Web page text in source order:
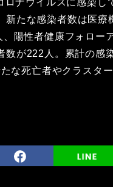
ロナウイルスに感染し
新たな感染者数は医療
陽性者健康フォロー
数が222人。累計の感
な死亡者やクラスター